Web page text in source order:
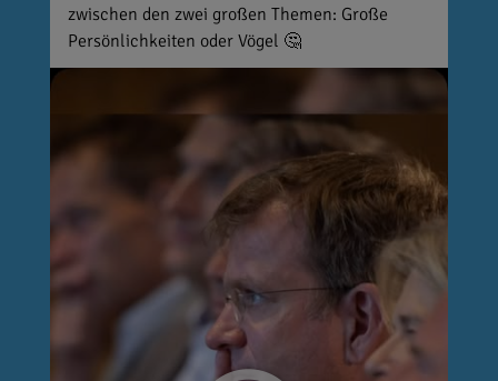
zwischen den zwei großen Themen: Große
Persönlichkeiten oder Vögel 🤔